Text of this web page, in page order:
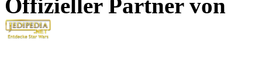
Offizieller Partner von